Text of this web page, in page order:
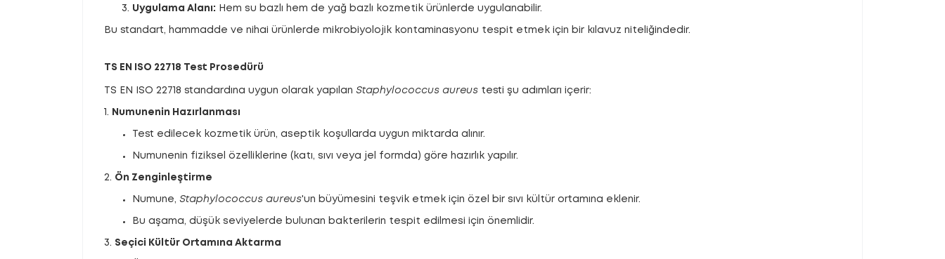
Uygulama Alanı: Hem su bazlı hem de yağ bazlı kozmetik ürünlerde uygulanabilir.
Bu standart, hammadde ve nihai ürünlerde mikrobiyolojik kontaminasyonu tespit etmek için bir kılavuz niteliğindedir.
TS EN ISO 22718 Test Prosedürü
TS EN ISO 22718 standardına uygun olarak yapılan Staphylococcus aureus testi şu adımları içerir:
1. Numunenin Hazırlanması
Test edilecek kozmetik ürün, aseptik koşullarda uygun miktarda alınır.
Numunenin fiziksel özelliklerine (katı, sıvı veya jel formda) göre hazırlık yapılır.
2. Ön Zenginleştirme
Numune, Staphylococcus aureus'un büyümesini teşvik etmek için özel bir sıvı kültür ortamına eklenir.
Bu aşama, düşük seviyelerde bulunan bakterilerin tespit edilmesi için önemlidir.
3. Seçici Kültür Ortamına Aktarma